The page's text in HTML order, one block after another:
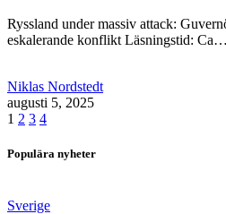
Ryssland under massiv attack:
eskalerande konflikt Läsningstid: Ca…
Niklas Nordstedt
augusti 5, 2025
1 2 3 4
Populära nyheter
Sverige